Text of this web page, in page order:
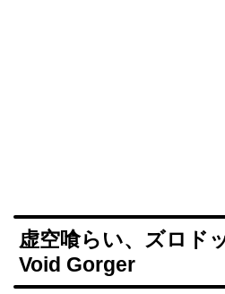
虚空喰らい、ズロド
Void Gorger